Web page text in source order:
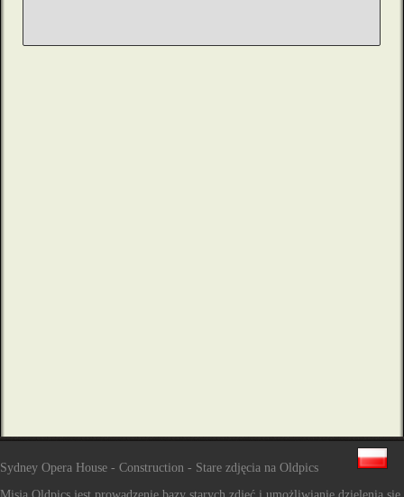
Sydney Opera House - Construction - Stare zdjęcia na Oldpics